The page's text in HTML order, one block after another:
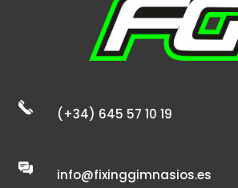
(+34) 645 57 10 19
info@fixinggimnasios.es